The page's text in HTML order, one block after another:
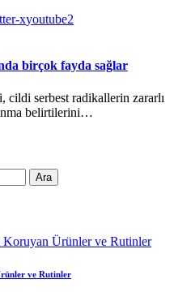
xyoutube2
birçok fayda sağlar
serbest radikallerin zararlı
belirtilerini…
ve Rutinler